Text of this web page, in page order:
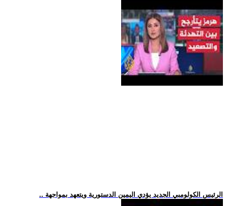
.. الرئيس الكولومبي الجديد يؤدي اليمين الدستورية ويتعهد بمواجهة